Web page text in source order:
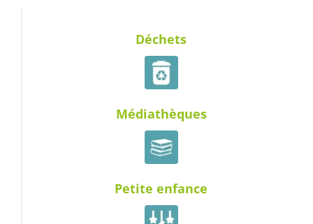
Déchets
Médiathèques
Petite enfance